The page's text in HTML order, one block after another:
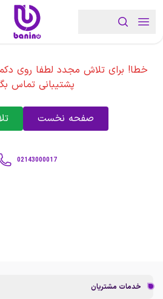
خطا! برای تلاش مجدد لطفا روی
پشتیبانی تماس
صفحه نخست
02143000017
خدمات مشتریان